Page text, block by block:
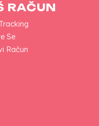
RAČUN
Se
Račun